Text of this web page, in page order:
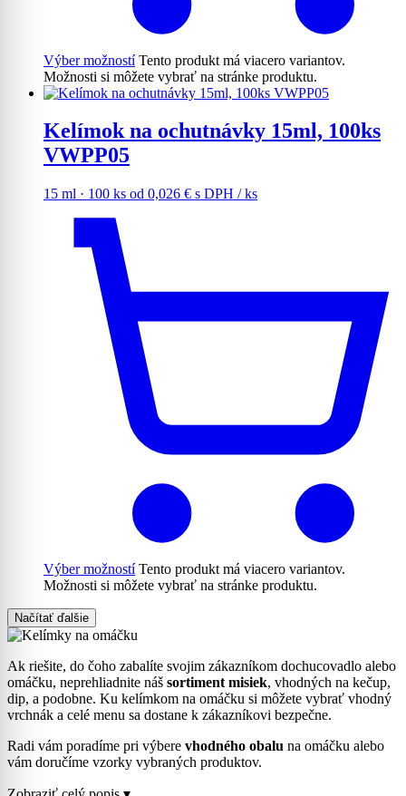
Výber možností Tento produkt má viacero variantov.
Možnosti si môžete vybrať na stránke produktu.
Kelímok na ochutnávky 15ml, 100ks
VWPP05
15 ml · 100 ks od 0,026 € s DPH / ks
Výber možností Tento produkt má viacero variantov.
Možnosti si môžete vybrať na stránke produktu.
Načítať ďalšie
Ak riešite, do čoho zabalíte svojim zákazníkom dochucovadlo alebo
omáčku, neprehliadnite náš sortiment misiek, vhodných na kečup,
dip, a podobne. Ku kelímkom na omáčku si môžete vybrať vhodný
vrchnák a celé menu sa dostane k zákazníkovi bezpečne.
Radi vám poradíme pri výbere vhodného obalu na omáčku alebo
vám doručíme vzorky vybraných produktov.